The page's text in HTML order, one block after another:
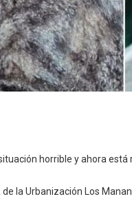
horrible y ahora está
la Urbanización Los